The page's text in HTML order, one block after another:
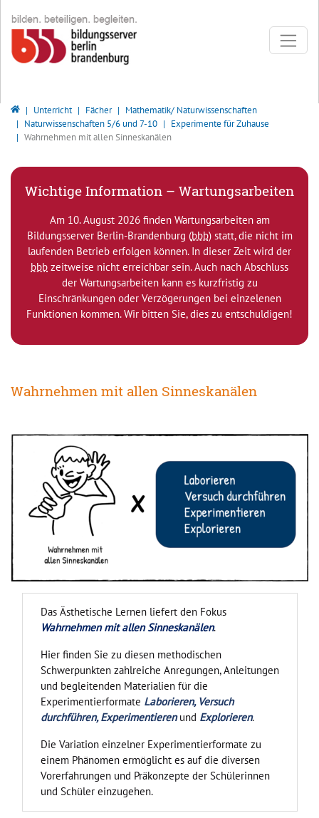
Bildungsserver Berlin - Brandenburg
Unterricht Fächer
Mathematik/ Naturwissenschaften
Naturwissenschaften 5/6 und 7-10
Experimente für Zuhause
Wahrnehmen mit allen Sinneskanälen
Wichtige Information – Wartungsarbeiten
Am 10. August 2026 finden Wartungsarbeiten am
Bildungsserver Berlin-Brandenburg (bbb) statt, die nicht im
laufenden Betrieb erfolgen können. In dieser Zeit wird der
bbb zeitweise nicht erreichbar sein. Auch nach Abschluss
der Wartungsarbeiten kann es kurzfristig zu
Einschränkungen oder Verzögerungen bei einzelenen
Funktionen kommen. Wir bitten Sie, dies zu entschuldigen!
Wahrnehmen mit allen Sinneskanälen
Das Ästhetische Lernen liefert den Fokus
Wahrnehmen mit allen Sinneskanälen.
Hier finden Sie zu diesen methodischen
Schwerpunkten zahlreiche Anregungen, Anleitungen
und begleitenden Materialien für die
Experimentierformate Laborieren, Versuch
durchführen, Experimentierenund Explorieren.
Die Variation einzelner Experimentierformate zu
einem Phänomen ermöglicht es auf die diversen
Vorerfahrungen und Präkonzepte der Schülerinnen
und Schüler einzugehen.